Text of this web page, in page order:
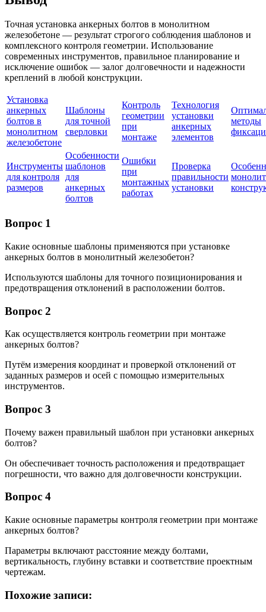
Точная установка анкерных болтов в монолитном
железобетоне — результат строгого соблюдения шаблонов и
комплексного контроля геометрии. Использование
современных инструментов, правильное планирование и
исключение ошибок — залог долговечности и надежности
креплений в любой конструкции.
Установка
анкерных
болтов в
монолитном
железобетоне
Шаблоны
для точной
сверловки
Контроль
геометрии
при
монтаже
Технология
установки
анкерных
элементов
методы
Инструменты
для контроля
размеров
Особенности
шаблонов
для
анкерных
болтов
Ошибки
при
монтажных
работах
Проверка
правильности
установки
Вопрос 1
Какие основные шаблоны применяются при установке
анкерных болтов в монолитный железобетон?
Используются шаблоны для точного позиционирования и
предотвращения отклонений в расположении болтов.
Вопрос 2
Как осуществляется контроль геометрии при монтаже
анкерных болтов?
Путём измерения координат и проверкой отклонений от
заданных размеров и осей с помощью измерительных
инструментов.
Вопрос 3
Почему важен правильный шаблон при установки анкерных
болтов?
Он обеспечивает точность расположения и предотвращает
погрешности, что важно для долговечности конструкции.
Вопрос 4
Какие основные параметры контроля геометрии при монтаже
анкерных болтов?
Параметры включают расстояние между болтами,
вертикальность, глубину вставки и соответствие проектным
чертежам.
Похожие записи: